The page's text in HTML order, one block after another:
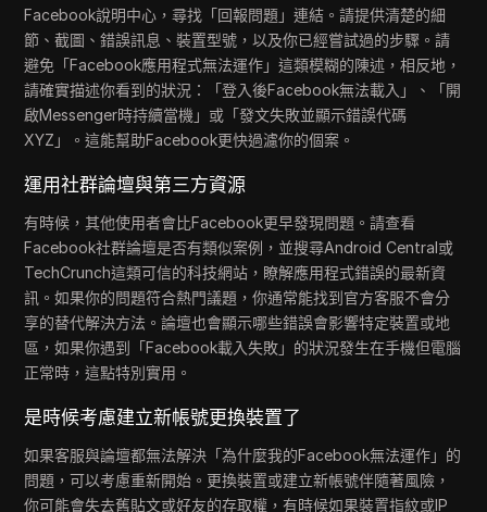
Facebook說明中心，尋找「回報問題」連結。請提供清楚的細
節、截圖、錯誤訊息、裝置型號，以及你已經嘗試過的步驟。請
避免「Facebook應用程式無法運作」這類模糊的陳述，相反地，
請確實描述你看到的狀況：「登入後Facebook無法載入」、「開
啟Messenger時持續當機」或「發文失敗並顯示錯誤代碼
XYZ」。這能幫助Facebook更快過濾你的個案。
運用社群論壇與第三方資源
有時候，其他使用者會比Facebook更早發現問題。請查看
Facebook社群論壇是否有類似案例，並搜尋Android Central或
TechCrunch這類可信的科技網站，瞭解應用程式錯誤的最新資
訊。如果你的問題符合熱門議題，你通常能找到官方客服不會分
享的替代解決方法。論壇也會顯示哪些錯誤會影響特定裝置或地
區，如果你遇到「Facebook載入失敗」的狀況發生在手機但電腦
正常時，這點特別實用。
是時候考慮建立新帳號更換裝置了
如果客服與論壇都無法解決「為什麼我的Facebook無法運作」的
問題，可以考慮重新開始。更換裝置或建立新帳號伴隨著風險，
你可能會失去舊貼文或好友的存取權，有時候如果裝置指紋或IP